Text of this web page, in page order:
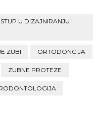
U DIZAJNIRANJU I
ZUBI ORTODONCIJA
ZUBNE PROTEZE